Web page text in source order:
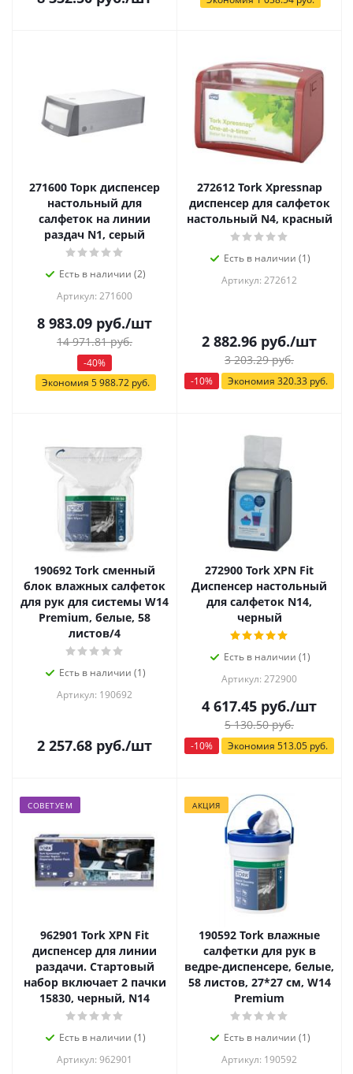
271600 Торк диспенсер
настольный для
салфеток на линии
раздач N1, серый
Есть в наличии (2)
Артикул: 271600
8 983.09 руб./шт
14 971.81руб.
-40%
Экономия 5 988.72 руб.
272612 Tork Xpressnap
диспенсер для салфеток
настольный N4, красный
Есть в наличии (1)
Артикул: 272612
2 882.96 руб./шт
3 203.29руб.
-10% Экономия 320.33 руб.
190692 Tork сменный
блок влажных салфеток
для рук для системы W14
Premium, белые, 58
листов/4
Есть в наличии (1)
Артикул: 190692
2 257.68 руб./шт
272900 Tork XPN Fit
Диспенсер настольный
для салфеток N14,
черный
Есть в наличии (1)
Артикул: 272900
4 617.45 руб./шт
5 130.50руб.
-10% Экономия 513.05 руб.
СОВЕТУЕМ
962901 Tork XPN Fit
диспенсер для линии
раздачи. Стартовый
набор включает 2 пачки
15830, черный, N14
Есть в наличии (1)
Артикул: 962901
АКЦИЯ
190592 Tork влажные
салфетки для рук в
ведре-диспенсере, белые,
58 листов, 27*27 см, W14
Premium
Есть в наличии (1)
Артикул: 190592